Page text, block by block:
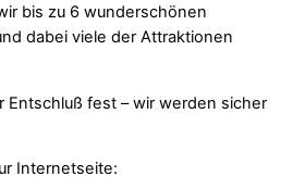
bis zu 6 wunderschönen
dabei viele der Attraktionen
Entschluß fest – wir werden sicher
Internetseite: